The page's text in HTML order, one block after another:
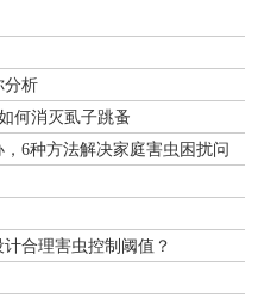
分析
何消灭虱子跳蚤
6种方法解决家庭害虫困扰问
合理害虫控制阈值？